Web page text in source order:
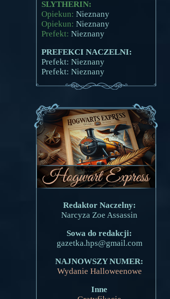
SLYTHERIN:
Opiekun: Nieznany
Opiekun: Nieznany
Prefekt: Nieznany
PREFEKCI NACZELNI:
Prefekt: Nieznany
Prefekt: Nieznany
Redaktor Naczelny:
Narcyza Zoe Assassin
Sowa do redakcji:
gazetka.hps@gmail.com
NAJNOWSZY NUMER:
Wydanie Halloweenowe
Inne